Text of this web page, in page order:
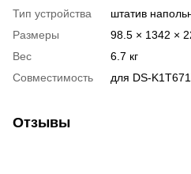
Тип устройства
штатив
Размеры
98.5 × 1342 ×
Вес
6.7 кг
Совместимость
для DS-
Отзывы